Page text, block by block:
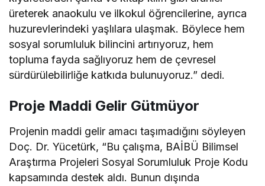
üreterek anaokulu ve ilkokul öğrencilerine, ayrıca
huzurevlerindeki yaşlılara ulaşmak. Böylece hem
sosyal sorumluluk bilincini artırıyoruz, hem
topluma fayda sağlıyoruz hem de çevresel
sürdürülebilirliğe katkıda bulunuyoruz.” dedi.
Proje Maddi Gelir Gütmüyor
Projenin maddi gelir amacı taşımadığını söyleyen
Doç. Dr. Yücetürk, “Bu çalışma, BAİBÜ Bilimsel
Araştırma Projeleri Sosyal Sorumluluk Proje Kodu
kapsamında destek aldı. Bunun dışında